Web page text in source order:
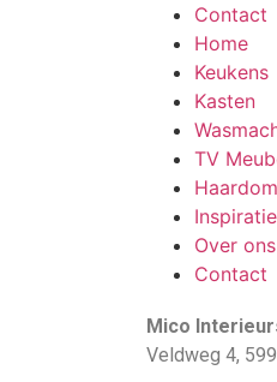
Contact
Home
Keukens
Kasten
TV
Inspiratie
Over ons
Contact
Mico
Veldweg 4,